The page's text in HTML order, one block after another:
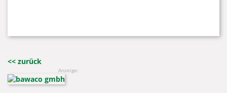
<< zurück
Anzeige: